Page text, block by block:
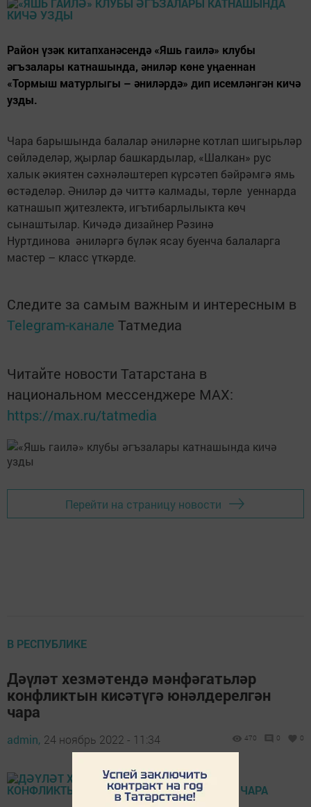
Район үзәк китапханәсендә «Яшь гаилә» клубы
әгъзалары катнашында, әниләр көне уңаеннан
«Тормыш матурлыгы – әниләрдә» дип исемләнгән кичә
узды.
Чара барышында балалар әниләрне котлап шигырьләр
сөйләделәр, җырлар башкардылар, «Шалкан» рус
халык әкиятен сәхнәләштереп күрсәтеп бәйрәмгә ямь
өстәделәр. Әниләр дә читтә калмады, төрле уеннарда
катнашып җитезлектә, игътибарлылыкта көч
сынаштылар. Кичәдә дизайнер Рәзинә
Нуртдинова әниләргә бүләк ясау буенча балаларга
мастер – класс үткәрде.
Следите за самым важным и интересным в
Telegram-канале Татмедиа
Читайте новости Татарстана в
национальном мессенджере MАХ:
https://max.ru/tatmedia
Перейти на страницу новости
В РЕСПУБЛИКЕ
Дәүләт хезмәтендә мәнфәгатьләр
конфликтын кисәтүгә юнәлдерелгән
чара
admin, 24 ноябрь 2022 - 11:34 470 0 0